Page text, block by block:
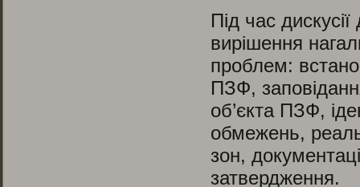
Під час
вирішення
проблем:
ПЗФ,
об’єкта ПЗФ,
обмежень,
зон,
затвердження.